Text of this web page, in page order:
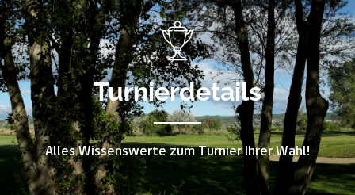
Turnierdetails
Alles Wissenswerte zum Turnier Ihrer Wahl!